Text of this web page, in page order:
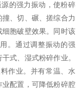
的强力振动，使粉碎
、切、碾、搓综合力
胞破壁效果。同时该
。通过调整振动的强
式、湿式粉碎作业。
作业。并有常温、水
配置，可降低粉碎腔